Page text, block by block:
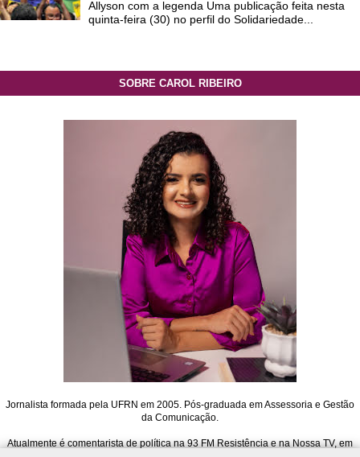
Allyson com a legenda Uma publicação feita nesta
quinta-feira (30) no perfil do Solidariedade...
SOBRE CAROL RIBEIRO
Jornalista formada pela UFRN em 2005. Pós-graduada em Assessoria e Gestão
da Comunicação.
Atualmente é comentarista de política na 93 FM Resistência e na Nossa TV, em